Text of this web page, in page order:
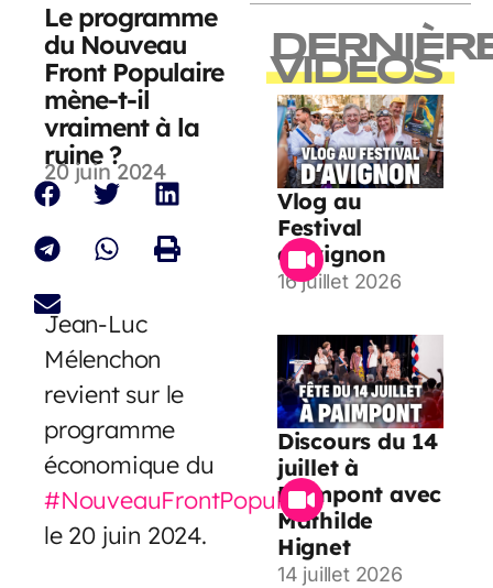
Le programme
du Nouveau
Front Populaire
mène-t-il
vraiment à la
ruine ?
20 juin 2024
Jean-Luc
Mélenchon
revient sur le
programme
économique du
#NouveauFrontPopulaire
le 20 juin 2024.
VIDEOS
Vlog au
Festival
d’Avignon
16 juillet 2026
Discours du 14
juillet à
Paimpont avec
Mathilde
Hignet
14 juillet 2026